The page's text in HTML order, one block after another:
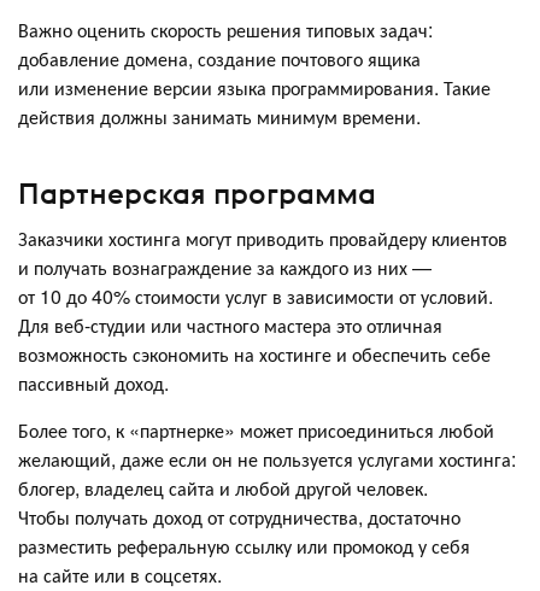
Важно оценить скорость решения типовых задач:
добавление домена, создание почтового ящика
или изменение версии языка программирования. Такие
действия должны занимать минимум времени.
Партнерская программа
Заказчики хостинга могут приводить провайдеру клиентов
и получать вознаграждение за каждого из них —
от 10 до 40% стоимости услуг в зависимости от условий.
Для веб-студии или частного мастера это отличная
возможность сэкономить на хостинге и обеспечить себе
пассивный доход.
Более того, к «партнерке» может присоединиться любой
желающий, даже если он не пользуется услугами хостинга:
блогер, владелец сайта и любой другой человек.
Чтобы получать доход от сотрудничества, достаточно
разместить реферальную ссылку или промокод у себя
на сайте или в соцсетях.